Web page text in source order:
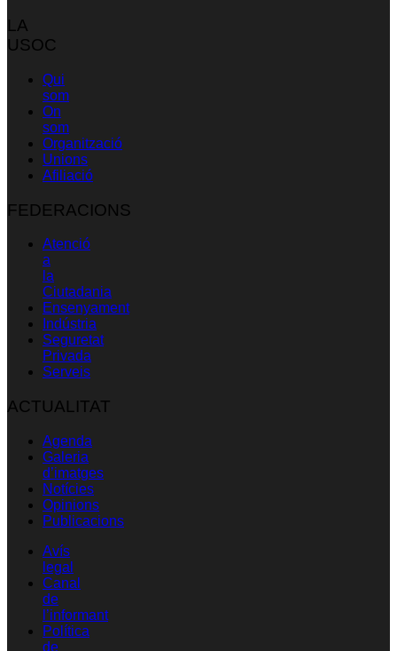
LA
USOC
Qui
som
On
som
Organització
Unions
Afiliació
FEDERACIONS
Atenció
a
la
Ciutadania
Ensenyament
Indústria
Seguretat
Privada
Serveis
ACTUALITAT
Agenda
Galeria
d’imatges
Notícies
Opinions
Publicacions
Avís
legal
Canal
de
l’informant
Política
de